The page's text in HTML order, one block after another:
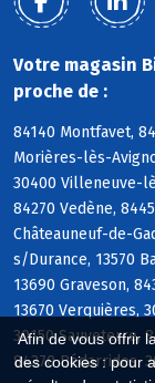
Afin de vous offrir
des cookies : pour
Votre magasin
proche de :
84140 Montfavet,
Morières-lès-
30400 Villeneuve-
84270 Vedène,
Châteauneuf-de-
s/Durance, 13570
13690 Graveson,
13670 Verquières,
30150 Sauveterre,
84370 Bédarrides,